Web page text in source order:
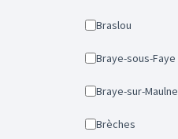
Braslou
Braye-sous-Faye
Braye-sur-Maulne
Brèches